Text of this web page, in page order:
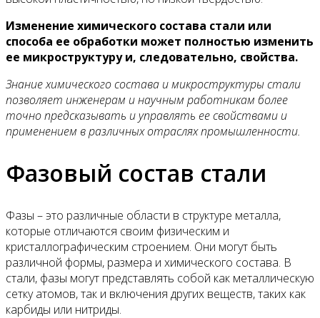
Изменение химического состава стали или
способа ее обработки может полностью изменить
ее микроструктуру и, следовательно, свойства.
Знание химического состава и микроструктуры стали
позволяет инженерам и научным работникам более
точно предсказывать и управлять ее свойствами и
применением в различных отраслях промышленности.
Фазовый состав стали
Фазы – это различные области в структуре металла,
которые отличаются своим физическим и
кристаллографическим строением. Они могут быть
различной формы, размера и химического состава. В
стали, фазы могут представлять собой как металлическую
сетку атомов, так и включения других веществ, таких как
карбиды или нитриды.